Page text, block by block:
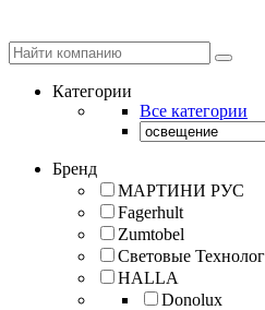
Категории
Все категории
Бренд
МАРТИНИ РУС
Fagerhult
Zumtobel
Световые
HALLA
Donolux